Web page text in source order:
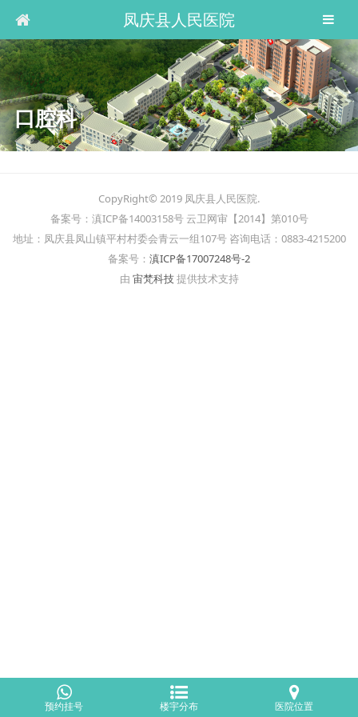
凤庆县人民医院
口腔科
CopyRight© 2019 凤庆县人民医院.
备案号：滇ICP备14003158号 云卫网审【2014】第010号
地址：凤庆县凤山镇平村村委会青云一组107号 咨询电话：0883-4215200
备案号： 滇ICP备17007248号-2
由 宙梵科技提供技术支持
预约挂号 楼宇分布 医院位置